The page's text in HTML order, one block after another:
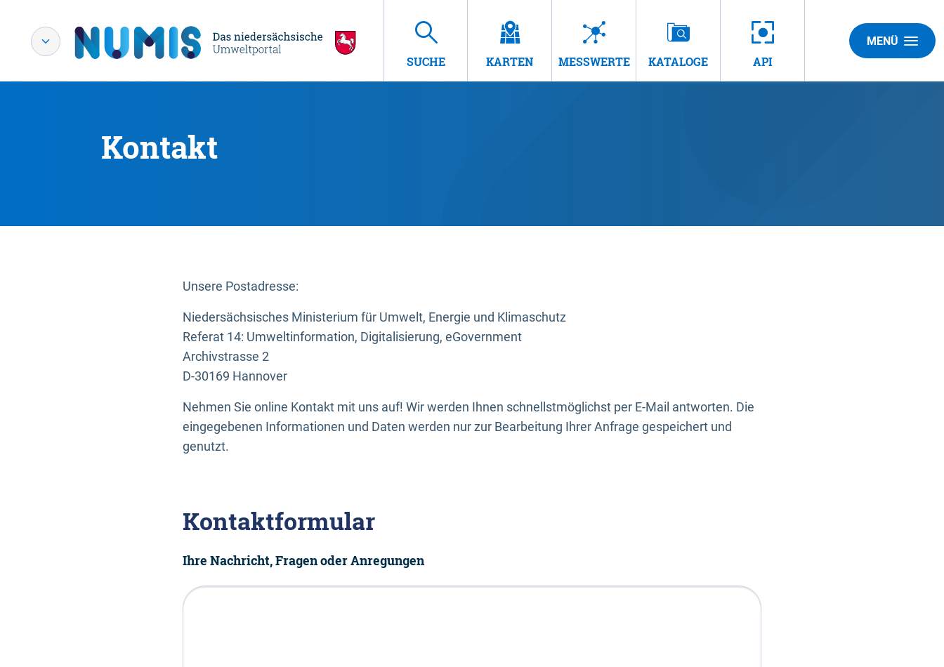
SUCHE KARTEN MESSWERTE KATALOGE API
MENÜ
Kontakt
Unsere Postadresse:
Niedersächsisches Ministerium für Umwelt, Energie und Klimaschutz
Referat 14: Umweltinformation, Digitalisierung, eGovernment
Archivstrasse 2
D-30169 Hannover
Nehmen Sie online Kontakt mit uns auf! Wir werden Ihnen schnellstmöglichst per E-Mail antworten. Die
eingegebenen Informationen und Daten werden nur zur Bearbeitung Ihrer Anfrage gespeichert und
genutzt.
Kontaktformular
Ihre Nachricht, Fragen oder Anregungen